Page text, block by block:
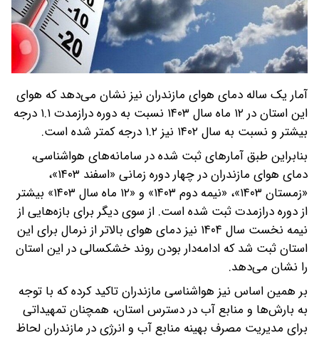
آمار یک ساله دمای هوای مازندران نیز نشان می‌دهد که هوای
این استان در ۱۲ ماه سال ۱۴۰۳ نسبت به دوره درازمدت ۱.۱ درجه
بیشتر و نسبت به سال ۱۴۰۲ نیز ۱.۲ درجه کمتر شده است.
بنابراین طبق آمارهای ثبت شده در سامانه‌های هواشناسی،
دمای هوای مازندران در چهار دوره زمانی «اسفند ۱۴۰۳»،
«زمستان ۱۴۰۳»، «نیمه دوم ۱۴۰۳» و «۱۲ ماه سال ۱۴۰۳» بیشتر
از دوره درازمدت ثبت شده است. از سوی دیگر برای بازه‌هایی از
نیمه نخست سال ۱۴۰۴ نیز دمای هوای بالاتر از نرمال برای این
استان ثبت شد که ادامه‌دار بودن روند خشکسالی در این استان
را نشان می‌دهد.
بر همین اساس نیز هواشناسی مازندران تاکید کرده که با توجه
به بارش‌ها و منابع آب در دسترس استان، همچنان تمهیداتی
برای مدیریت مصرف بهینه منابع آب و انرژی در مازندران لحاظ